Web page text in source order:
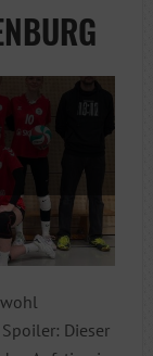
Spoiler: Dieser